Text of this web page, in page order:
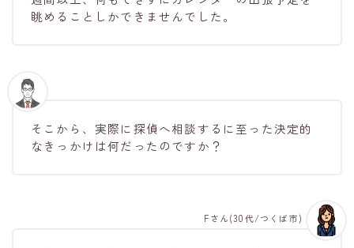
眺めることしかできませんでした。
そこから、実際に探偵へ相談するに至った決定的
なきっかけは何だったのですか？
Fさん(30代/つくば市)